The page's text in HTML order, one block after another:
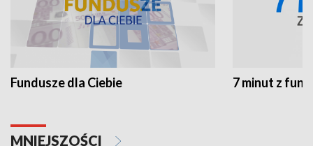
Fundusze dla Ciebie 7 minut z
MNIEJSZOŚCI